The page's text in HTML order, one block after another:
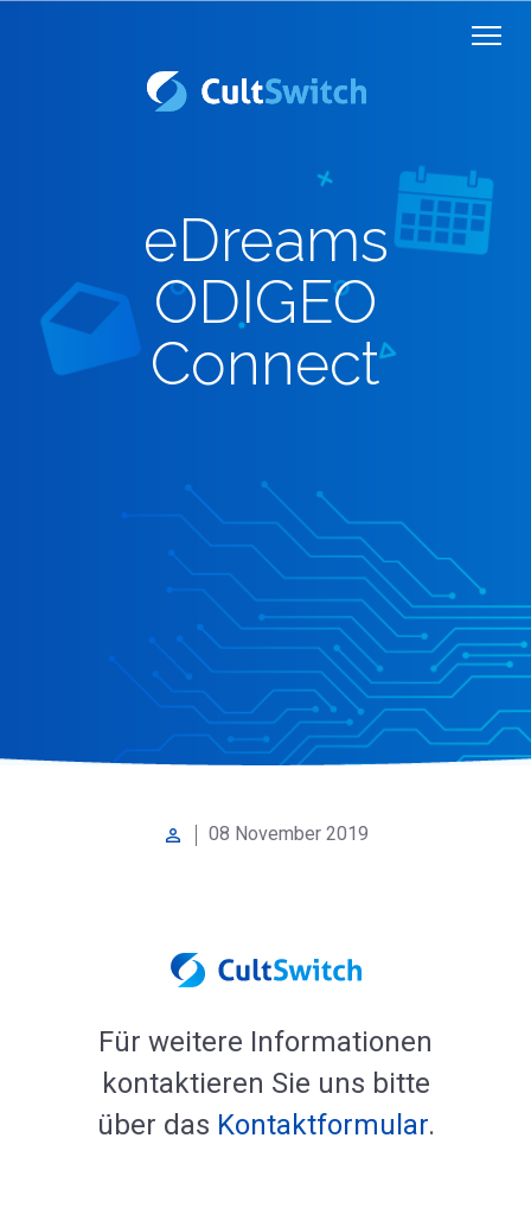
eDreams
ODIGEO
Connect
perm_identity 08 November 2019
Für weitere Informationen
kontaktieren Sie uns bitte
über das Kontaktformular.